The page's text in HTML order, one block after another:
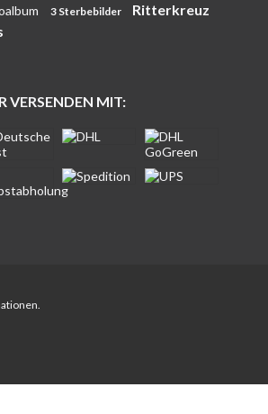
3 Sterbebilder
Ritterkreuz
VERSENDEN MIT: